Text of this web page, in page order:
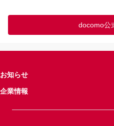
docomo公
お知らせ
企業情報